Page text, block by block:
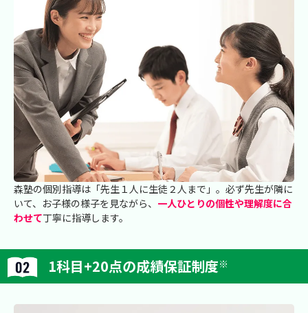
森塾の個別指導は「先生１人に生徒２人まで」。必ず先生が隣に
いて、お子様の様子を見ながら、 一人ひとりの個性や理解度に合
わせて丁寧に指導します。
1科目+20点の成績保証制度※